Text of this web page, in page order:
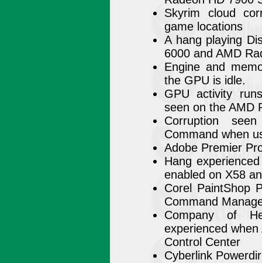
Skyrim cloud
game locations
A hang playing
6000 and AMD
Engine and
the GPU is idle.
GPU activity
seen on the AMD
Corruption
Command when
Adobe Premier
Hang
enabled on X58
Corel PaintShop
Command
Company of
experienced
Control Center
Cyberlink